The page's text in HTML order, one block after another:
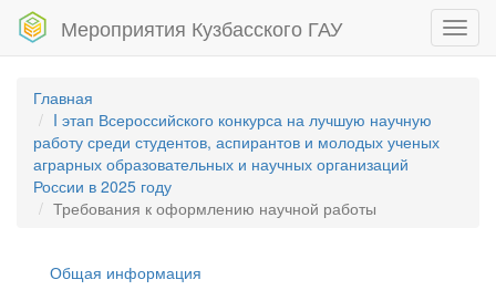
Мероприятия Кузбасского ГАУ
Главная
I этап Всероссийского конкурса на лучшую научную
работу среди студентов, аспирантов и молодых ученых
аграрных образовательных и научных организаций
России в 2025 году
Требования к оформлению научной работы
Общая информация